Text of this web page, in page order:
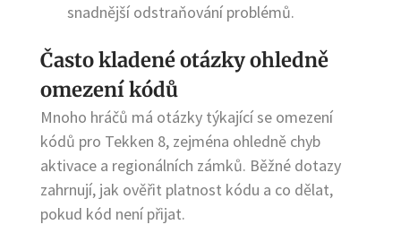
snadnější odstraňování problémů.
Často kladené otázky ohledně
omezení kódů
Mnoho hráčů má otázky týkající se omezení
kódů pro Tekken 8, zejména ohledně chyb
aktivace a regionálních zámků. Běžné dotazy
zahrnují, jak ověřit platnost kódu a co dělat,
pokud kód není přijat.